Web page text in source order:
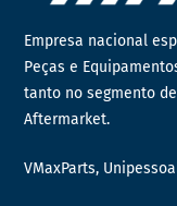
Empresa nacional
Peças e
tanto no segmento
Aftermarket.
VMaxParts,